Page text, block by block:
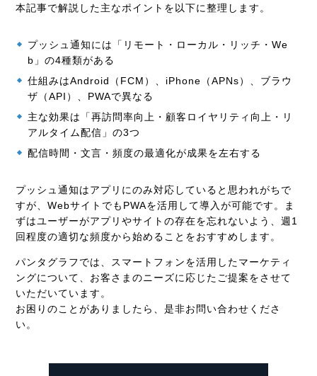
本記事で解説した主なポイントを以下に整理します。
プッシュ通知には「リモート・ローカル・リッチ・We
b」の4種類がある
仕組みはAndroid（FCM）、iPhone（APNs）、ブラウ
ザ（API）、PWAで異なる
主な効果は「再訪問率向上・顧客ロイヤリティ向上・リ
アルタイム配信」の3つ
配信時間・文言・頻度の最適化が成果を左右する
プッシュ通知はアプリにのみ対応していると思われがちで
すが、WebサイトでもPWAを活用して導入が可能です。ま
ずはユーザーがアプリやサイトの存在を忘れないよう、週1
回程度の適切な頻度から始めることをおすすめします。
パンタグラフでは、スマートフォンを活用したマーケティ
ングについて、お客さまのニーズに応じたご提案をさせて
いただいています。
お困りのことがありましたら、是非お問い合わせくださ
い。